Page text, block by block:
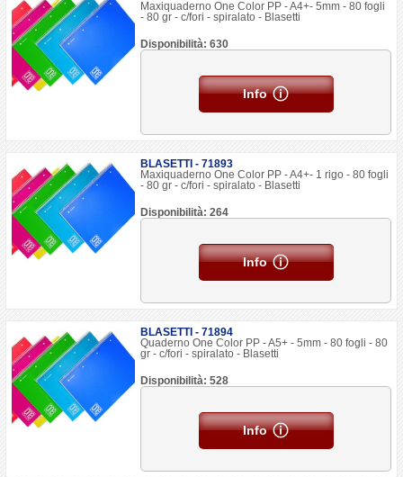
Maxiquaderno One Color PP - A4+- 5mm - 80 fogli
- 80 gr - c/fori - spiralato - Blasetti
Disponibilità: 630
Info
BLASETTI - 71893
Maxiquaderno One Color PP - A4+- 1 rigo - 80 fogli
- 80 gr - c/fori - spiralato - Blasetti
Disponibilità: 264
Info
BLASETTI - 71894
Quaderno One Color PP - A5+ - 5mm - 80 fogli - 80
gr - c/fori - spiralato - Blasetti
Disponibilità: 528
Info